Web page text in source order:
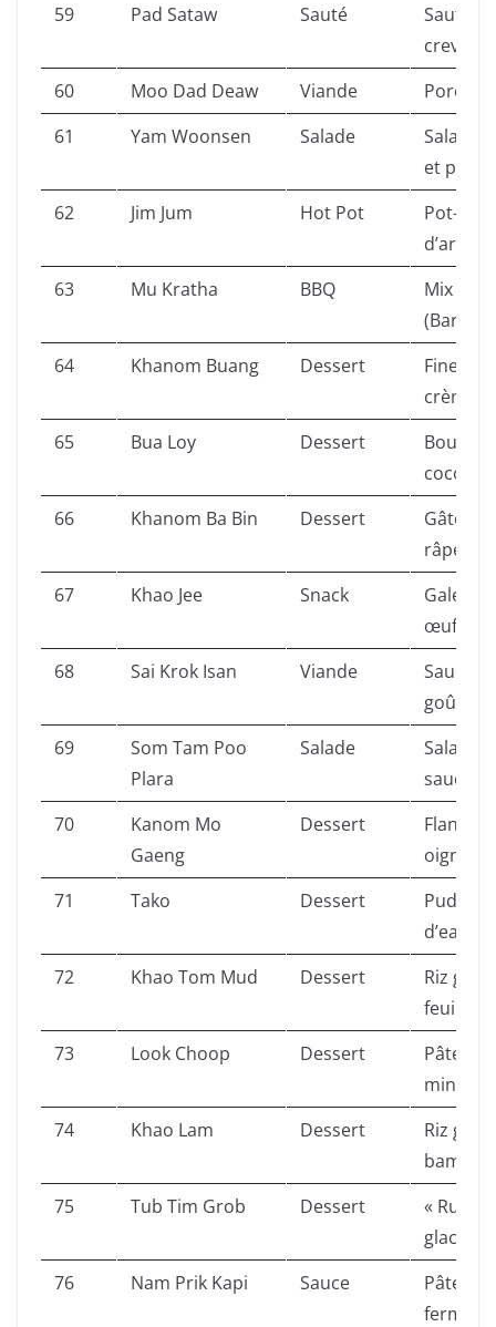
59
Pad Sataw Sauté
Sauté
60
Moo Dad Deaw Viande
Porc
61
Yam Woonsen Salade
Salade
et porc.
62
Jim Jum Hot Pot
Pot-au-
d’argile.
63
Mu Kratha BBQ
Mix
64
Khanom Buang Dessert
Fines
crème
65
Bua Loy Dessert
Boules
coco
66
Khanom Ba Bin Dessert
Gâteau
râpée.
67
Khao Jee Snack
Galette
œuf.
68
Sai Krok Isan Viande
goût
69
Som Tam Poo
Plara
Salade
Salade
sauce
70
Kanom Mo
Gaeng
Dessert
Flan de
71
Tako Dessert
d’eau.
72
Khao Tom Mud Dessert
Riz
feuille.
73
Look Choop Dessert
Pâte de
mini
74
Khao Lam Dessert
Riz
75
Tub Tim Grob Dessert
« Rubis
glacés.
76
Nam Prik Kapi Sauce
Pâte de